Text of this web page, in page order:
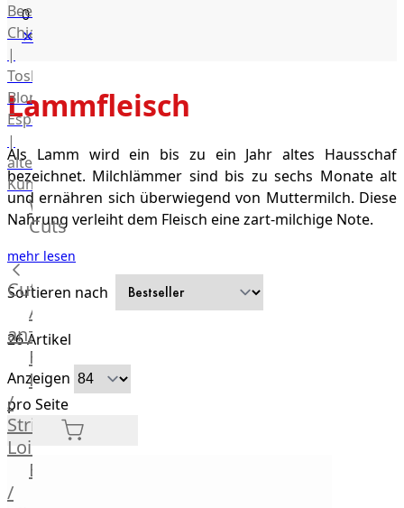
Beef
Chianina
|
Toskana
Blonda
Espanola
|
alte
Kuh
Wagyu
Beef
Morgan
Ranch
Wagyu
Japanisches
Wagyu
Beef
Japanisches
Kobe
Wagyu
Australian
Wagyu
Cuts
Cuts
Alle
anzeigen
Filet
Rumpsteak
/
Strip
Loin
Entrecote
/
0
✕
Lammfleisch
Als Lamm wird ein bis zu ein Jahr altes Hausschaf
bezeichnet. Milchlämmer sind bis zu sechs Monate alt
und ernähren sich überwiegend von Muttermilch. Diese
Nahrung verleiht dem Fleisch eine zart-milchige Note.
mehr lesen
Sortieren nach
26Artikel
Anzeigen
pro Seite